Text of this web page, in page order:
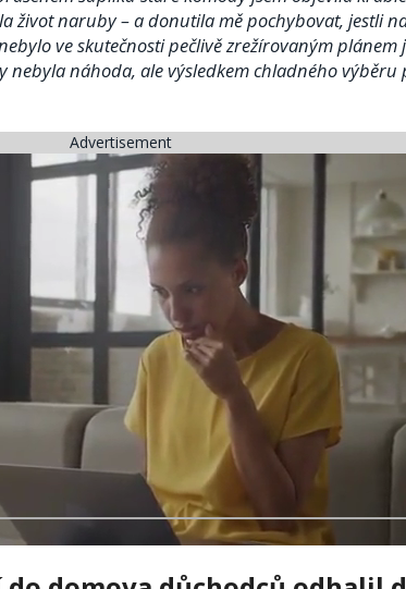
život naruby – a donutila mě pochybovat, jestli
ve skutečnosti pečlivě zrežírovaným plánem
nebyla náhoda, ale výsledkem chladného výběru
Advertisement